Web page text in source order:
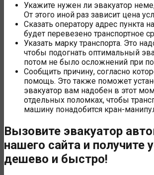
Укажите нужен ли эвакуатор
От этого иной раз зависит цена
Сказать оператору адрес пункта
будет перевезено транспортное
Указать марку транспорта. Это
чтобы подогнать оптимальный
потом не было осложнений при
Сообщить причину, согласно
помощь. Это также поможет
эвакуатор вам надобен в этот
отдельных поломках, чтобы
машину понадобится кран-
Вызовите эвакуатор
нашего сайта и получите
дешево и быстро!